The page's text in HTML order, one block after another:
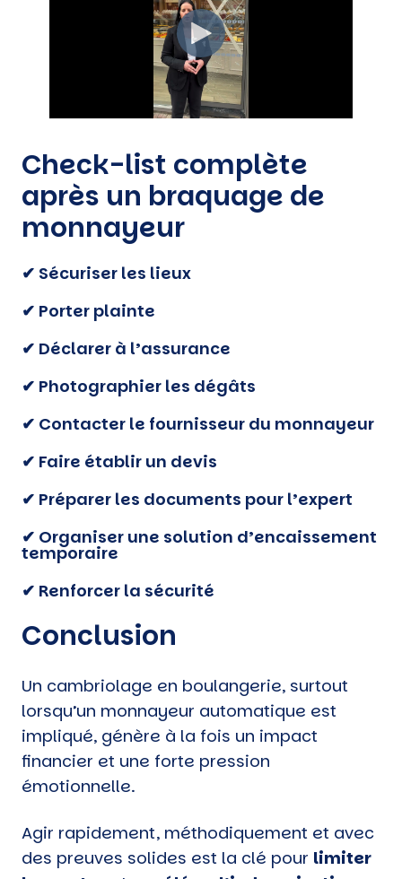
Check-list complète
après un braquage de
monnayeur
✔ Sécuriser les lieux
✔ Porter plainte
✔ Déclarer à l’assurance
✔ Photographier les dégâts
✔ Contacter le fournisseur du monnayeur
✔ Faire établir un devis
✔ Préparer les documents pour l’expert
✔ Organiser une solution d’encaissement
temporaire
✔ Renforcer la sécurité
Conclusion
Un cambriolage en boulangerie, surtout
lorsqu’un monnayeur automatique est
impliqué, génère à la fois un impact
financier et une forte pression
émotionnelle.
Agir rapidement, méthodiquement et avec
des preuves solides est la clé pour limiter